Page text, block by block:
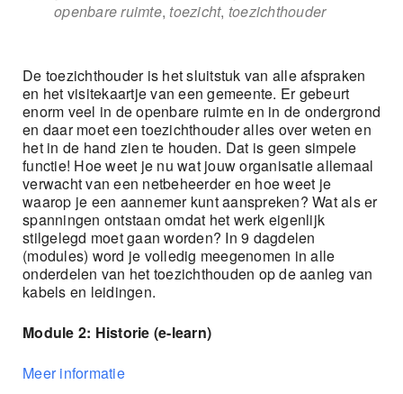
openbare ruimte, toezicht, toezichthouder
De toezichthouder is het sluitstuk van alle afspraken
en het visitekaartje van een gemeente. Er gebeurt
enorm veel in de openbare ruimte en in de ondergrond
en daar moet een toezichthouder alles over weten en
het in de hand zien te houden. Dat is geen simpele
functie! Hoe weet je nu wat jouw organisatie allemaal
verwacht van een netbeheerder en hoe weet je
waarop je een aannemer kunt aanspreken? Wat als er
spanningen ontstaan omdat het werk eigenlijk
stilgelegd moet gaan worden? In 9 dagdelen
(modules) word je volledig meegenomen in alle
onderdelen van het toezichthouden op de aanleg van
kabels en leidingen.
Module 2: Historie (e-learn)
Meer informatie